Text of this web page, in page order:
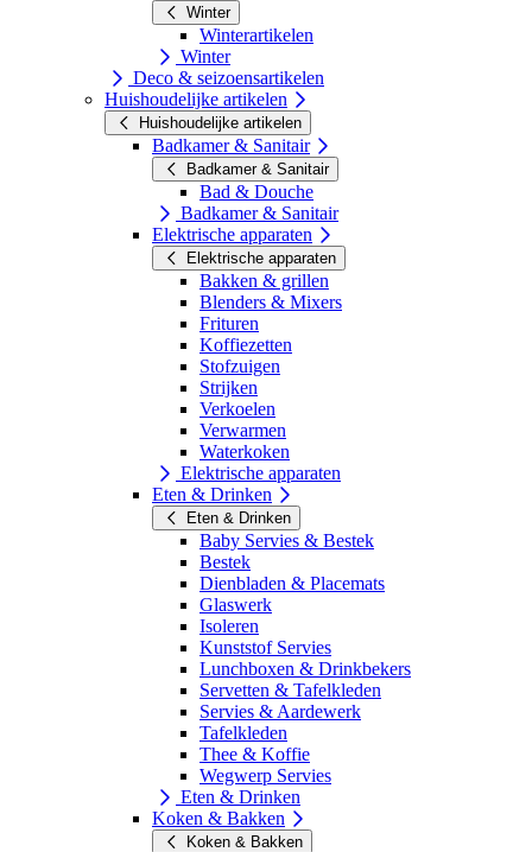
Winter
Winterartikelen
Winter
Deco & seizoensartikelen
Huishoudelijke artikelen
Huishoudelijke artikelen
Badkamer & Sanitair
Badkamer & Sanitair
Bad & Douche
Badkamer & Sanitair
Elektrische apparaten
Elektrische apparaten
Bakken & grillen
Blenders & Mixers
Frituren
Koffiezetten
Stofzuigen
Strijken
Verkoelen
Verwarmen
Waterkoken
Elektrische apparaten
Eten & Drinken
Eten & Drinken
Baby Servies & Bestek
Bestek
Dienbladen & Placemats
Glaswerk
Isoleren
Kunststof Servies
Lunchboxen & Drinkbekers
Servetten & Tafelkleden
Servies & Aardewerk
Tafelkleden
Thee & Koffie
Wegwerp Servies
Eten & Drinken
Koken & Bakken
Koken & Bakken